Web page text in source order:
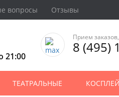
вопросы Отзывы
21:00
Прием
8 (495)
ТЕАТРАЛЬНЫЕ КОСПЛЕЙ